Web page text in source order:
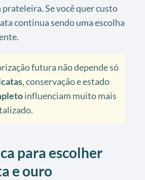
prateleira. Se você quer custo
continua sendo uma escolha
futura não depende só
, conservação e estado
influenciam muito mais
para escolher
e ouro